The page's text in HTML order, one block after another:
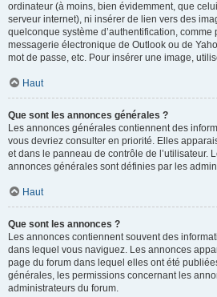
ordinateur (à moins, bien évidemment, que
serveur internet), ni insérer de lien vers des
quelconque système d’authentification,
messagerie électronique de Outlook ou de
mot de passe, etc. Pour insérer une image,
Haut
Que sont les annonces générales ?
Les annonces générales contiennent des
vous devriez consulter en priorité. Elles
et dans le panneau de contrôle de l’utilisateur.
annonces générales sont définies par les
Haut
Que sont les annonces ?
Les annonces contiennent souvent des
dans lequel vous naviguez. Les annonces
page du forum dans lequel elles ont été
générales, les permissions concernant les
administrateurs du forum.